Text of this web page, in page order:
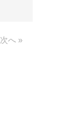
次へ »